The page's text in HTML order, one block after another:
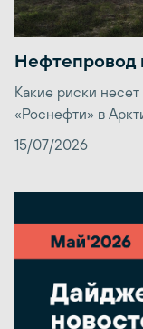
Нефтепровод
Какие риски
«Роснефти» в
15/07/2026